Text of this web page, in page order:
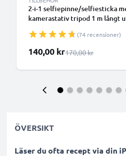
2-i-1 selfiepinne/selfiesticka
kamerastativ tripod 1 m långt
med Bluetooth-fjärrkontroll för
Svart
(74 recensioner)
Specialpris
140,00 krOrdinarie pris
170,00 kr
ÖVERSIKT
Läser du ofta recept via din